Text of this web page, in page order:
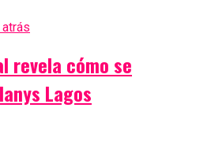
revela cómo se
Lagos